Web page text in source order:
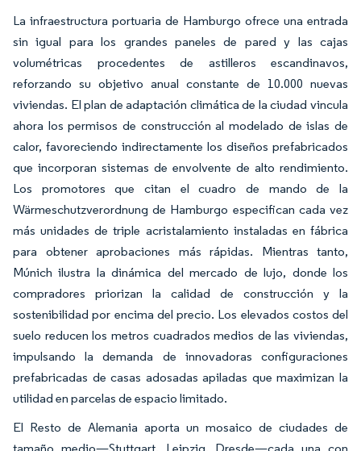
La infraestructura portuaria de Hamburgo ofrece una entrada
sin igual para los grandes paneles de pared y las cajas
volumétricas procedentes de astilleros escandinavos,
reforzando su objetivo anual constante de 10.000 nuevas
viviendas. El plan de adaptación climática de la ciudad vincula
ahora los permisos de construcción al modelado de islas de
calor, favoreciendo indirectamente los diseños prefabricados
que incorporan sistemas de envolvente de alto rendimiento.
Los promotores que citan el cuadro de mando de la
Wärmeschutzverordnung de Hamburgo especifican cada vez
más unidades de triple acristalamiento instaladas en fábrica
para obtener aprobaciones más rápidas. Mientras tanto,
Múnich ilustra la dinámica del mercado de lujo, donde los
compradores priorizan la calidad de construcción y la
sostenibilidad por encima del precio. Los elevados costos del
suelo reducen los metros cuadrados medios de las viviendas,
impulsando la demanda de innovadoras configuraciones
prefabricadas de casas adosadas apiladas que maximizan la
utilidad en parcelas de espacio limitado.
El Resto de Alemania aporta un mosaico de ciudades de
tamaño medio—Stuttgart, Leipzig, Dresde—cada una con